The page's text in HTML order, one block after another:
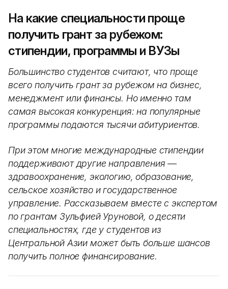
На какие специальности проще
получить грант за рубежом:
стипендии, программы и ВУЗы
Большинство студентов считают, что проще
всего получить грант за рубежом на бизнес,
менеджмент или финансы. Но именно там
самая высокая конкуренция: на популярные
программы подаются тысячи абитуриентов.
При этом многие международные стипендии
поддерживают другие направления —
здравоохранение, экологию, образование,
сельское хозяйство и государственное
управление. Рассказываем вместе с экспертом
по грантам Зульфией Уруновой, о десяти
специальностях, где у студентов из
Центральной Азии может быть больше шансов
получить полное финансирование.